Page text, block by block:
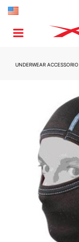
Open menu
UNDERWEAR ACCESSORIO